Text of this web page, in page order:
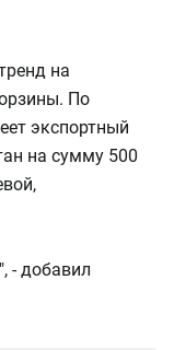
на
По
экспортный
на сумму 500
- добавил